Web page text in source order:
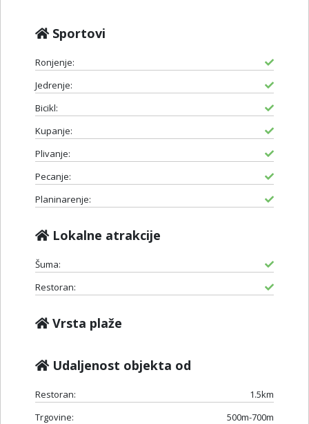
Sportovi
Ronjenje:
Jedrenje:
Bicikl:
Kupanje:
Plivanje:
Pecanje:
Planinarenje:
Lokalne atrakcije
Šuma:
Restoran:
Vrsta plaže
Udaljenost objekta od
Restoran:
1.5km
Trgovine:
500m-700m